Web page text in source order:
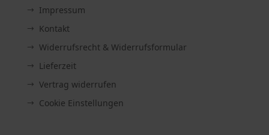
Impressum
Kontakt
Widerrufsrecht & Widerrufsformular
Lieferzeit
Vertrag widerrufen
Cookie Einstellungen